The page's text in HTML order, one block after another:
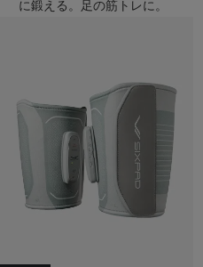
に鍛える。足の筋トレに。